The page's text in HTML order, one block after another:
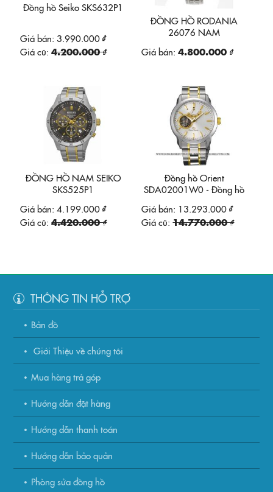
Đồng hồ Seiko SKS632P1
Giá bán: 3.990.000 ₫
Giá cũ: 4.200.000 ₫
ĐỒNG HỒ RODANIA
26076 NAM
Giá bán: 4.800.000 ₫
ĐỒNG HỒ NAM SEIKO
SKS525P1
Giá bán: 4.199.000 ₫
Giá cũ: 4.420.000 ₫
Đồng hồ Orient
SDA02001W0 - Đồng hồ
Giá bán: 13.293.000 ₫
Giá cũ: 14.770.000 ₫
THÔNG TIN HỖ TRỢ
Bản đồ
Giới Thiệu về chúng tôi
Mua hàng trả góp
Hướng dẫn đặt hàng
Hướng dẫn thanh toán
Hướng dẫn bảo quản
Phòng sửa đồng hồ